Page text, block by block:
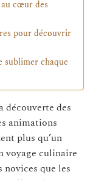
cœur des
pour découvrir
sublimer chaque
découverte des
animations
plus qu’un
voyage culinaire
que les